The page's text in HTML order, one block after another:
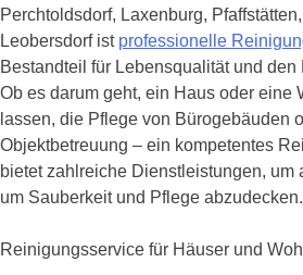
Perchtoldsdorf, Laxenburg,
Leobersdorf ist professionelle
Bestandteil für Lebensqualität und
Ob es darum geht, ein Haus oder eine
lassen, die Pflege von Bürogebäuden
Objektbetreuung – ein kompetentes
bietet zahlreiche Dienstleistungen, um
um Sauberkeit und Pflege abzudecken.
Reinigungsservice für Häuser und